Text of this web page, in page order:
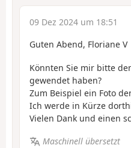
09 Dez 2024 um 18:51
Guten Abend, Floriane V
Könnten Sie mir bitte
gewendet haben?
Zum Beispiel ein Foto
Ich werde in Kürze
Vielen Dank und einen
Maschinell übersetzt